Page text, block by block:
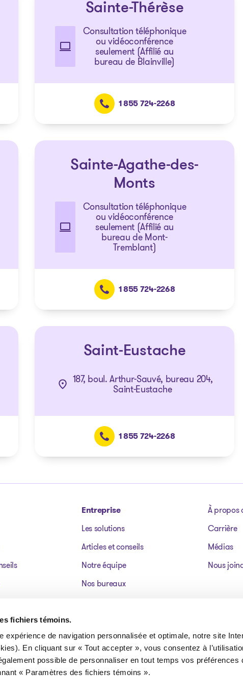
fichiers témoins.
expérience de navigation personnalisée et optimale, notre site
En cliquant sur « Tout accepter », vous consentez à
possible de personnaliser en tout temps vos préférences
« Paramètres des fichiers témoins ».
Sainte-Thérèse
Consultation téléphonique
ou vidéoconférence
seulement (Affilié au
bureau de Blainville)
1 855 724-2268
Sainte-Agathe-des-
Monts
Consultation téléphonique
ou vidéoconférence
seulement (Affilié au
bureau de Mont-
Tremblant)
1 855 724-2268
Saint-Eustache
187, boul. Arthur-Sauvé, bureau 204,
Saint-Eustache
1 855 724-2268
Entreprise
Les solutions
Articles et conseils
Notre équipe
Nos bureaux
FAQ
À propos
Carrière
Médias
Nous